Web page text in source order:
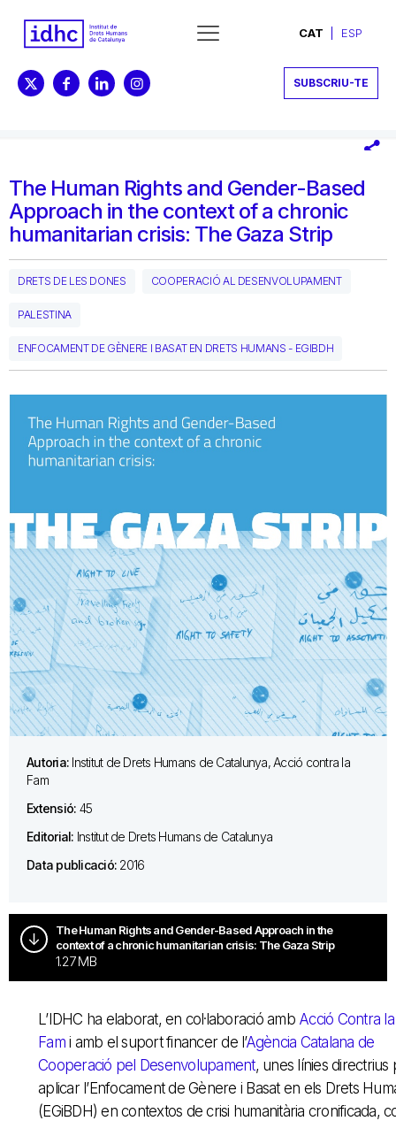
CAT ESP
SUBSCRIU-TE
The Human Rights and Gender-Based
Approach in the context of a chronic
humanitarian crisis: The Gaza Strip
DRETS DE LES DONES COOPERACIÓ AL DESENVOLUPAMENT
PALESTINA
ENFOCAMENT DE GÈNERE I BASAT EN DRETS HUMANS - EGIBDH
Autoria: Institut de Drets Humans de Catalunya, Acció contra la
Fam
Extensió: 45
Editorial: Institut de Drets Humans de Catalunya
Data publicació: 2016
The Human Rights and Gender-Based Approach in the
context of a chronic humanitarian crisis: The Gaza Strip
1.27 MB
L’IDHC ha elaborat, en col·laboració amb Acció Contra la
Fami amb el suport financer de l’Agència Catalana de
Cooperació pel Desenvolupament, unes línies directrius
aplicar l’Enfocament de Gènere i Basat en els Drets
(EGiBDH) en contextos de crisi humanitària cronificada,